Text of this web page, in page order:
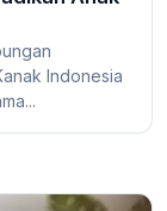
Indonesia